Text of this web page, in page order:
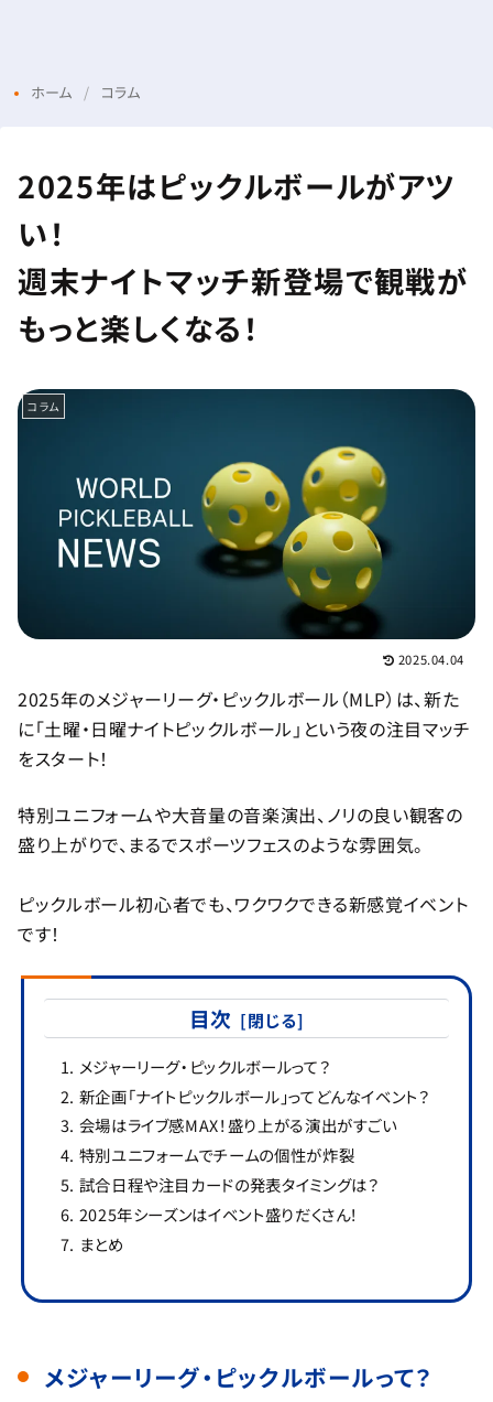
ホーム コラム
2025年はピックルボールがアツ
い！
週末ナイトマッチ新登場で観戦が
もっと楽しくなる！
コラム
2025.04.04
2025年のメジャーリーグ・ピックルボール（MLP）は、新た
に「土曜・日曜ナイトピックルボール」という夜の注目マッチ
をスタート！
特別ユニフォームや大音量の音楽演出、ノリの良い観客の
盛り上がりで、まるでスポーツフェスのような雰囲気。
ピックルボール初心者でも、ワクワクできる新感覚イベント
です！
目次
メジャーリーグ・ピックルボールって？
新企画「ナイトピックルボール」ってどんなイベント？
会場はライブ感MAX！盛り上がる演出がすごい
特別ユニフォームでチームの個性が炸裂
試合日程や注目カードの発表タイミングは？
2025年シーズンはイベント盛りだくさん！
まとめ
メジャーリーグ・ピックルボールって？